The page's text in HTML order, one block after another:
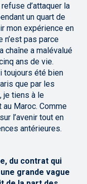
d’attaquer la
un quart de
mon expérience en
n’est pas parce
chaîne a malévalué
ans de vie.
toujours été bien
que par les
je tiens à le
Maroc. Comme
l’avenir tout en
antérieures.
du contrat qui
grande vague